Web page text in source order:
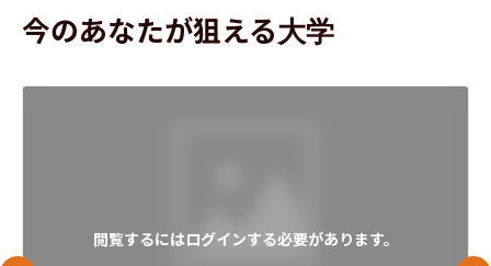
今のあなたが狙える大学
閲覧するにはログインする必要があります。